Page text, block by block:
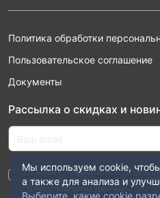
Политика обработки
Пользовательское соглашение
Документы
Рассылка о скидках и
Нажимая “Подписаться”, я даю
персональных данных в
“О персональных данных”
Мы используем cookie,
а также для анализа и
Выберите, какие cookie